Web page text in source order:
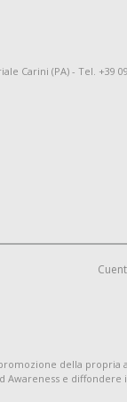
Carini (PA) - Tel. +39
della propria
e